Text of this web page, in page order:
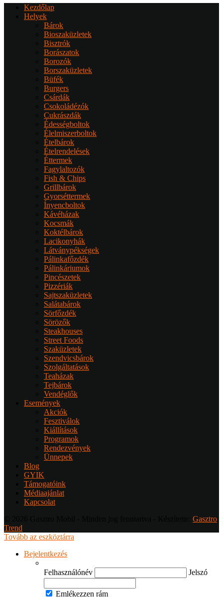
Kezdőlap
Helyek
Bárok
Bioszaküzletek
Bisztrók
Borászatok
Borozók
Borszaküzletek
Büfék
Burgers
Csárdák
Csokoládézók
Cukrászdák
Édességboltok
Élelmiszerboltok
Ételbárok
Ételrendelések
Éttermek
Fagylaltozók
Fish & Chips
Grillbárok
Gyorséttermek
Ínyencboltok
Kávéházak
Kocsmák
Koktélbárok
Lacikonyhák
Látványpékségek
Pálinkafőzdék
Pálinkáriumok
Pincészetek
Pizzériák
Sajtszaküzletek
Salátabárok
Sörfőzdék
Sörözők
Steakhouses
Street Foods
Szaküzletek
Szendvicsbárok
Szolgáltatások
Teaházak
Tejbárok
Vendéglők
Események
Akciók
Fesztiválok
Kiállítások
Programok
Rendezvények
Ünnepek
Blog
GYIK
Támogatóink
Médiaajánlat
Kapcsolat
Gasztro
Trend
Tovább az eszköztárra
Bejelentkezés
Felhasználónév Jelszó
Emlékezzen rám